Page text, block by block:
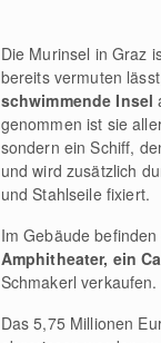
Die Murinsel in Graz
bereits vermuten
schwimmende Insel
genommen ist sie
sondern ein Schiff,
und wird zusätzlich
und Stahlseile fixiert.
Im Gebäude befinden
Amphitheater, ein
Schmakerl verkaufen.
Das 5,75 Millionen